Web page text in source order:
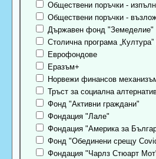
Обществени поръчки -
Обществени поръчки -
Държавен фонд "Земеделие"
Столична програма
Еврофондове
Еразъм+
Норвежи финансов
Тръст за социална
Фонд "Активни граждани"
Фондация "Лале"
Фондация "Америка за
Фонд "Обединени срещу
Фондация "Чарлз Стюарт